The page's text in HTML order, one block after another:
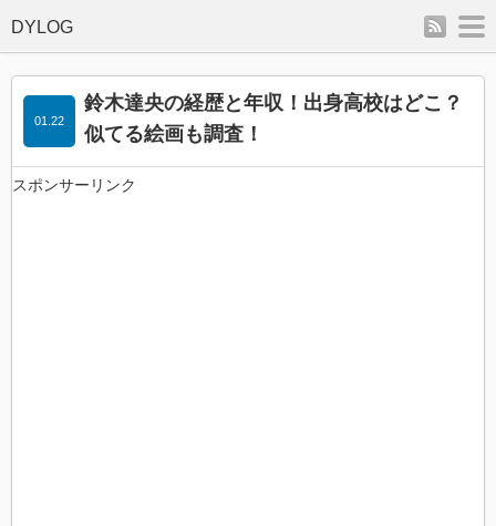
rss
鈴木達央の経歴と年収！出身高校はどこ？
似てる絵画も調査！
01.22
スポンサーリンク